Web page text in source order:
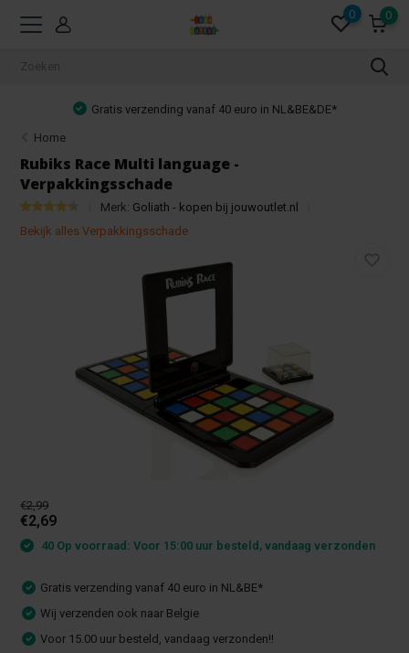
0 0
Gratis verzending vanaf 40 euro in NL&BE&DE*
Home
Rubiks Race Multi language -
Verpakkingsschade
Merk: Goliath - kopen bij jouwoutlet.nl
Bekijk alles Verpakkingsschade
€2,99
€2,69
40 Op voorraad: Voor 15:00 uur besteld, vandaag verzonden
Gratis verzending vanaf 40 euro in NL&BE*
Wij verzenden ook naar Belgie
Voor 15.00 uur besteld, vandaag verzonden!!